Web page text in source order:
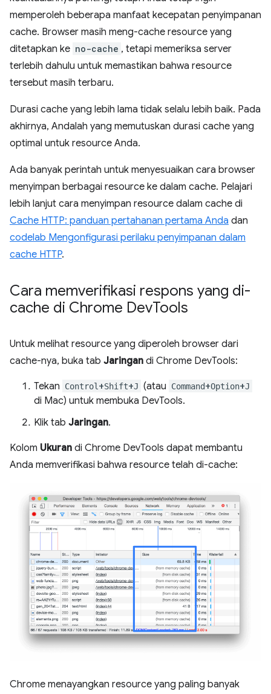
memperoleh beberapa manfaat kecepatan penyimpanan
cache. Browser masih meng-cache resource yang
ditetapkan ke no-cache , tetapi memeriksa server
terlebih dahulu untuk memastikan bahwa resource
tersebut masih terbaru.
Durasi cache yang lebih lama tidak selalu lebih baik. Pada
akhirnya, Andalah yang memutuskan durasi cache yang
optimal untuk resource Anda.
Ada banyak perintah untuk menyesuaikan cara browser
menyimpan berbagai resource ke dalam cache. Pelajari
lebih lanjut cara menyimpan resource dalam cache di
Cache HTTP: panduan pertahanan pertama Anda dan
codelab Mengonfigurasi perilaku penyimpanan dalam
cache HTTP.
Cara memverifikasi respons yang di-
cache di Chrome DevTools
Untuk melihat resource yang diperoleh browser dari
cache-nya, buka tab Jaringan di Chrome DevTools:
Tekan Control +Shift+J (atau Command+Option+J
di Mac) untuk membuka DevTools.
Klik tab Jaringan.
Kolom Ukuran di Chrome DevTools dapat membantu
Anda memverifikasi bahwa resource telah di-cache:
Chrome menayangkan resource yang paling banyak